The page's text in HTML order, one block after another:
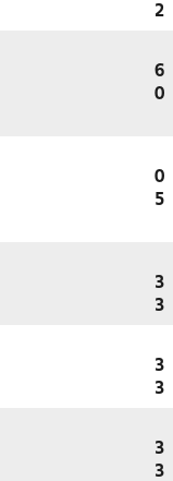
2
6
0
0
5
3
3
3
3
3
3